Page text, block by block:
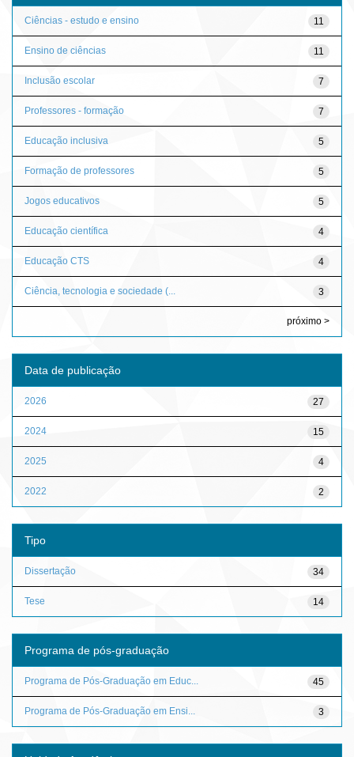
11
Ciências - estudo e ensino
11
Ensino de ciências
7
Inclusão escolar
7
Professores - formação
5
Educação inclusiva
5
Formação de professores
5
Jogos educativos
4
Educação científica
4
Educação CTS
3
Ciência, tecnologia e sociedade (...
próximo >
Data de publicação
27
2026
15
2024
4
2025
2
2022
Tipo
34
Dissertação
14
Tese
Programa de pós-graduação
45
Programa de Pós-Graduação em Educ...
3
Programa de Pós-Graduação em Ensi...